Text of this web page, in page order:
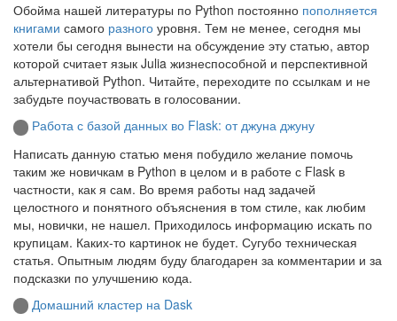
Обойма нашей литературы по Python постоянно пополняется
книгами самого разного уровня. Тем не менее, сегодня мы
хотели бы сегодня вынести на обсуждение эту статью, автор
которой считает язык Julia жизнеспособной и перспективной
альтернативой Python. Читайте, переходите по ссылкам и не
забудьте поучаствовать в голосовании.
Работа с базой данных во Flask: от джуна джуну
Написать данную статью меня побудило желание помочь
таким же новичкам в Python в целом и в работе с Flask в
частности, как я сам. Во время работы над задачей
целостного и понятного объяснения в том стиле, как любим
мы, новички, не нашел. Приходилось информацию искать по
крупицам. Каких-то картинок не будет. Сугубо техническая
статья. Опытным людям буду благодарен за комментарии и за
подсказки по улучшению кода.
Домашний кластер на Dask